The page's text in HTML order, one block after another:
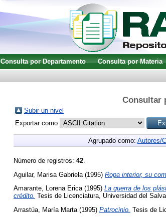
Consulta por Departamento Consulta por Materia
Consultar
Subir un nivel
Exportar como
Agrupado como: Autores/
Número de registros: 42
Aguilar, Marisa Gabriela (1995) Ropa interior, su
Amarante, Lorena Erica(1995) La guerra de los
crédito. Tesis de Licenciatura, Universidad del
Arrastúa, María Marta(1995) Patrocinio. Tesis de